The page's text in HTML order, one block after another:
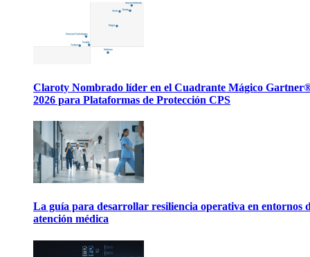
Claroty Nombrado líder en el Cuadrante Mágico
2026 para Plataformas de Protección CPS
La guía para desarrollar resiliencia operativa en entornos
atención médica